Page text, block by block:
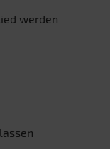
werden